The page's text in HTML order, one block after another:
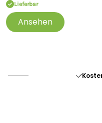
Lieferbar
AnsehenPortofrei